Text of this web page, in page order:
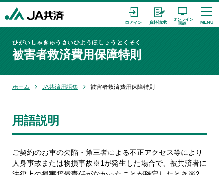
被害者救済費用保障特則
ひがいしゃきゅうさいひようほしょうとくそく
ホーム JA共済用語集 被害者救済費用保障特則
用語説明
ご契約のお車の欠陥・第三者による不正アクセス等により
人身事故または物損事故※1が発生した場合で、被共済者に